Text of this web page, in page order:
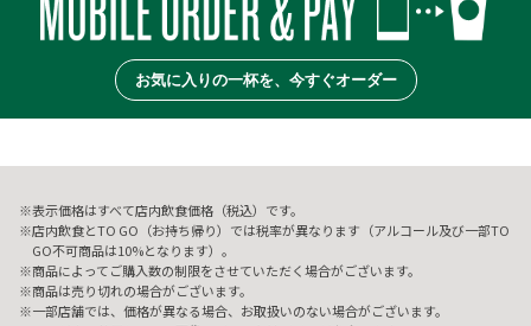
お気に入りの一杯を、今すぐオーダー
表示価格はすべて店内飲食価格（税込）です。
店内飲食とTO GO（お持ち帰り）では税率が異なります（アルコール及び一部TO
GO不可商品は10%となります）。
商品によってご購入数の制限をさせていただく場合がございます。
商品は売り切れの場合がございます。
一部店舗では、価格が異なる場合、お取扱いのない場合がございます。